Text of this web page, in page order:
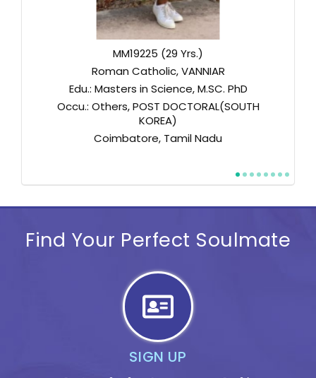
MM17167 (42 Yrs.)
Roman Catholic, NADAR
Edu.: Diploma in AMIE, DIPLOMA
Find Your Perfect Soulmate